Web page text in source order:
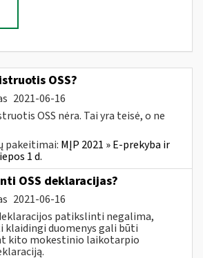
OSS?
2021-06-16
OSS nėra. Tai yra teisė, o ne
pakeitimai: MĮP 2021 » E-prekyba ir
1 d.
OSS deklaracijas?
2021-06-16
patikslinti negalima,
klaidingi duomenys gali būti
kito mokestinio laikotarpio